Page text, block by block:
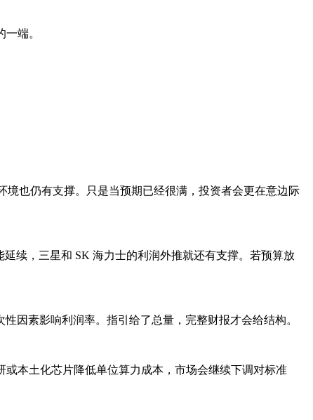
端。
也仍有支撑。只是当预期已经很满，投资者会更在意边际
续，三星和 SK 海力士的利润外推就还有支撑。若预算放
因素影响利润率。指引给了总量，完整财报才会给结构。
本土化芯片降低单位算力成本，市场会继续下调对标准